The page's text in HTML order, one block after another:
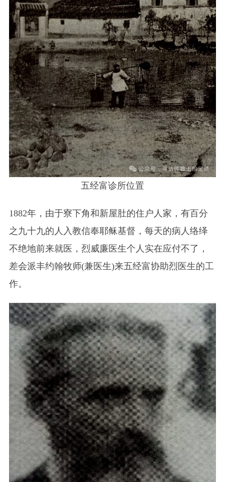
五经富诊所位置
1882年，由于寮下角和新屋肚的住户人家，有百分
之九十九的人入教信奉耶稣基督，每天的病人络绎
不绝地前来就医，烈威廉医生个人实在应付不了，
差会派丰约翰牧师(兼医生)来五经富协助烈医生的工
作。